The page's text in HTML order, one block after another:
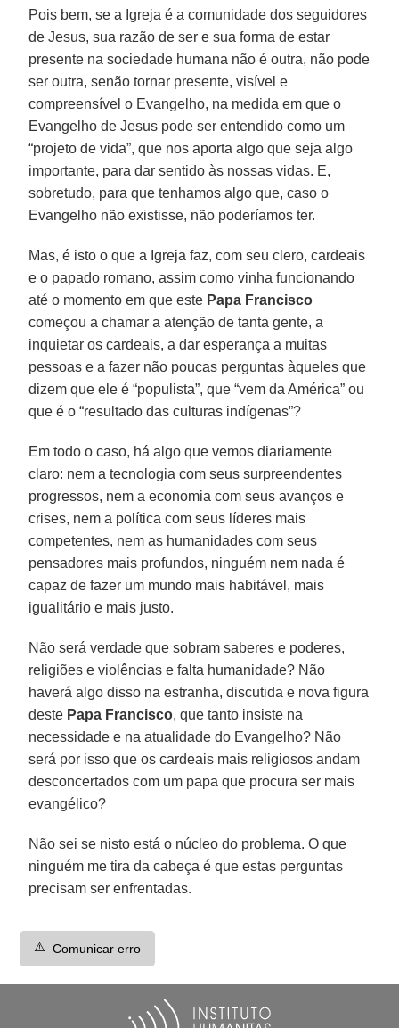
Pois bem, se a Igreja é a comunidade dos seguidores
de Jesus, sua razão de ser e sua forma de estar
presente na sociedade humana não é outra, não pode
ser outra, senão tornar presente, visível e
compreensível o Evangelho, na medida em que o
Evangelho de Jesus pode ser entendido como um
“projeto de vida”, que nos aporta algo que seja algo
importante, para dar sentido às nossas vidas. E,
sobretudo, para que tenhamos algo que, caso o
Evangelho não existisse, não poderíamos ter.
Mas, é isto o que a Igreja faz, com seu clero, cardeais
e o papado romano, assim como vinha funcionando
até o momento em que este Papa Francisco
começou a chamar a atenção de tanta gente, a
inquietar os cardeais, a dar esperança a muitas
pessoas e a fazer não poucas perguntas àqueles que
dizem que ele é “populista”, que “vem da América” ou
que é o “resultado das culturas indígenas”?
Em todo o caso, há algo que vemos diariamente
claro: nem a tecnologia com seus surpreendentes
progressos, nem a economia com seus avanços e
crises, nem a política com seus líderes mais
competentes, nem as humanidades com seus
pensadores mais profundos, ninguém nem nada é
capaz de fazer um mundo mais habitável, mais
igualitário e mais justo.
Não será verdade que sobram saberes e poderes,
religiões e violências e falta humanidade? Não
haverá algo disso na estranha, discutida e nova figura
deste Papa Francisco, que tanto insiste na
necessidade e na atualidade do Evangelho? Não
será por isso que os cardeais mais religiosos andam
desconcertados com um papa que procura ser mais
evangélico?
Não sei se nisto está o núcleo do problema. O que
ninguém me tira da cabeça é que estas perguntas
precisam ser enfrentadas.
⚠️ Comunicar erro